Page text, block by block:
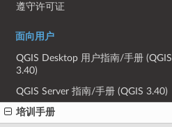
遵守许可证
面向用户
QGIS Desktop 用户指南/手册 (QGIS
3.40)
QGIS Server 指南/手册 (QGIS 3.40)
培训手册